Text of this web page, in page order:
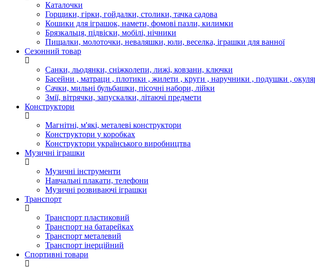
Каталочки
Горщики, гірки, гойдалки, столики, тачка садова
Кошики для іграшок, намети, фомові пазли, килимки
Брязкальця, підвіски, мобілі, нічники
Пищалки, молоточки, неваляшки, юли, веселка, іграшки для ванної
Сезонний товар
Санки, льодянки, сніжколепи, лижі, ковзани, ключки
Басейни , матраци , плотики , жилети , круги , наручники , подушки ,
Сачки, мильні бульбашки, пісочні набори, лійки
Змії, вітрячки, запускалки, літаючі предмети
Конструктори
Магнітні, м'які, металеві конструктори
Конструктори у коробках
Конструктори українського виробництва
Музичні іграшки
Музичні інструменти
Навчальні плакати, телефони
Музичні розвиваючі іграшки
Транспорт
Транспорт пластиковий
Транспорт на батарейках
Транспорт металевий
Транспорт інерційний
Спортивні товари